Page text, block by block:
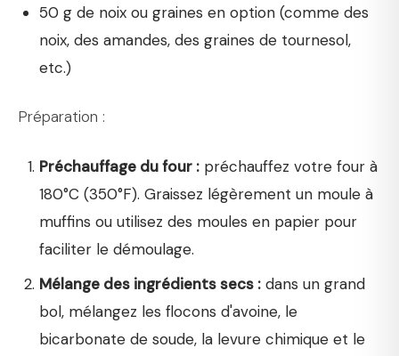
50 g de noix ou graines en option (comme des
noix, des amandes, des graines de tournesol,
etc.)
Préparation :
Préchauffage du four :préchauffez votre four à
180°C (350°F). Graissez légèrement un moule à
muffins ou utilisez des moules en papier pour
faciliter le démoulage.
Mélange des ingrédients secs :dans un grand
bol, mélangez les flocons d'avoine, le
bicarbonate de soude, la levure chimique et le